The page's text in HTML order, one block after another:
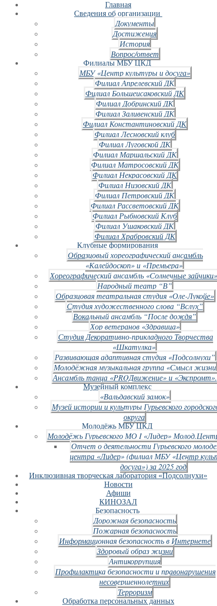
Главная
Сведения об организации
Документы
Достижения
История
Вопрос/ответ
Филиалы МБУ ЦКД
МБУ «Центр культуры и досуга»
Филиал Апрелевский ДК
Филиал Большеисаковский ДК
Филиал Добринский ДК
Филиал Заливенский ДК
Филиал Константиновский ДК
Филиал Лесновский клуб
Филиал Луговской ДК
Филиал Маршальский ДК
Филиал Матросовский ДК
Филиал Некрасовский ДК
Филиал Низовский ДК
Филиал Петровский ДК
Филиал Рассветовский ДК
Филиал Рыбновский Клуб
Филиал Ушаковский ДК
Филиал Храбровский ДК
Клубные формирования
Образцовый хореографический ансамбль
«Калейдоскоп» и «Премьера»
Хореографический ансамбль «Солнечные
Народный театр “В”
Образцовая театральная студия «Оле-Лукойе»
Студия художественного слова “Вслух”
Вокальный ансамбль “После дождя”
Хор ветеранов «Здравица»
Студия Декоративно-прикладного Творчества
«Шкатулка»
Развивающая адаптивная студия «Подсолнухи”
Молодёжная музыкальная группа «Смысл жизни
Ансамбль танца «PROДвижение» и «Экспромт».
Музейный комплекс
«Вальдавский замок»
Музей истории и культуры Гурьевского
округа
Молодёжь МБУ ЦКД
Молодёжь Гурьевского МО I «Лидер»
Отчет о деятельности Гурьевского
центра «Лидер» (филиал МБУ «Центр
досуга») за 2025 год
Инклюзивная творческая лаборатория «Подсолнухи»
Новости
Афиши
КИНОЗАЛ
Безопасность
Дорожная безопасность
Пожарная безопасность
Информационная безопасность в Интернете
Здоровый образ жизни
Антикоррупция
Профилактика безопасности и правонарушения
несовершеннолетних
Терроризм
Обработка персональных данных